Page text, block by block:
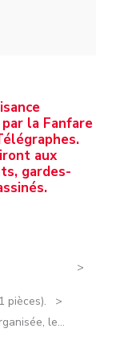
la Fanfare
aux
gardes-
pièces).
le...